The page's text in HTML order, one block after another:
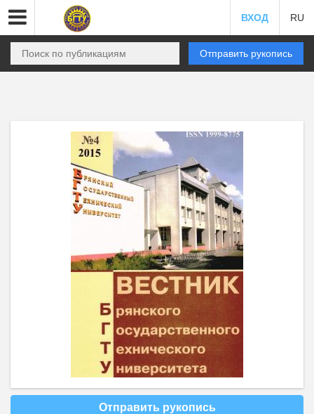
ВХОД RU
Отправить рукопись
Отправить рукопись